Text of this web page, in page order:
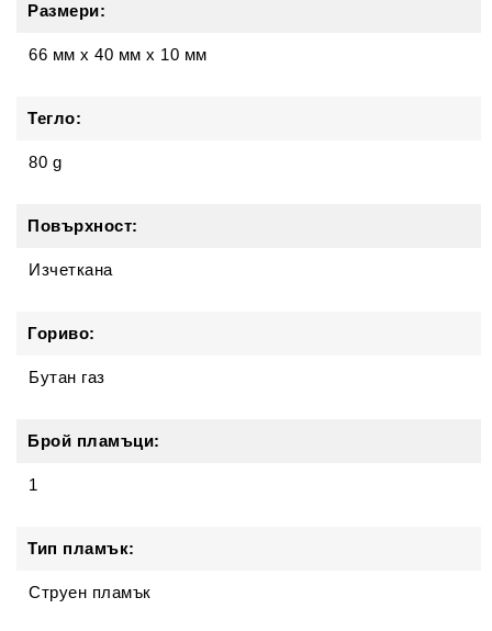
Размери:
66 мм x 40 мм x 10 мм
Тегло:
80 g
Повърхност:
Изчеткана
Гориво:
Бутан газ
Брой пламъци:
1
Тип пламък:
Струен пламък